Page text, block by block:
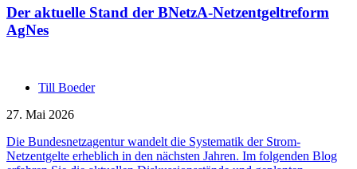
Der aktuelle Stand der BNetzA-Netzentgeltreform
AgNes
Till Boeder
27. Mai 2026
Die Bundesnetzagentur wandelt die Systematik der Strom-
Netzentgelte erheblich in den nächsten Jahren. Im folgenden Blog